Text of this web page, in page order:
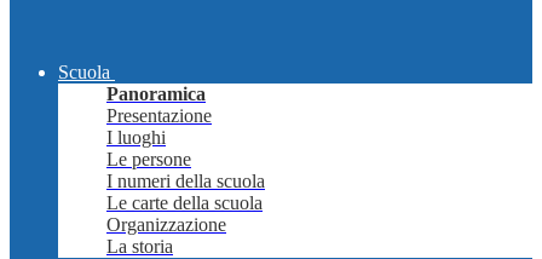
Scuola
Panoramica
Presentazione
I luoghi
Le persone
I numeri della scuola
Le carte della scuola
Organizzazione
La storia